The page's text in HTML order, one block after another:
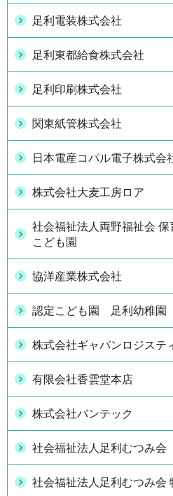
足利電装株式会社
足利東都給食株式会社
足利印刷株式会社
関東紙管株式会社
日本電産コパル電子株式会
株式会社大麦工房ロア
社会福祉法人両野福祉会
こども園
協洋産業株式会社
認定こども園 足利幼稚園
株式会社ギャバンロジステ
有限会社香雲堂本店
株式会社バンテック
社会福祉法人足利むつみ会
社会福祉法人足利むつみ会